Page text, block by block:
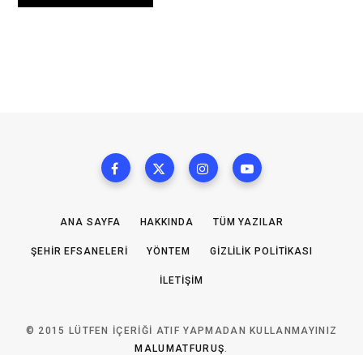
ANA SAYFA HAKKINDA TÜM YAZILAR
ŞEHIR EFSANELERI YÖNTEM GIZLILIK POLITIKASI
İLETIŞIM
© 2015 LÜTFEN IÇERIĞI ATIF YAPMADAN KULLANMAYINIZ
MALUMATFURUŞ